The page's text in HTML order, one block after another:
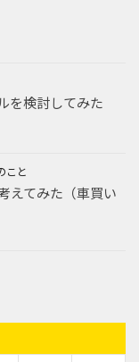
を検討してみた
こと
えてみた（車買い